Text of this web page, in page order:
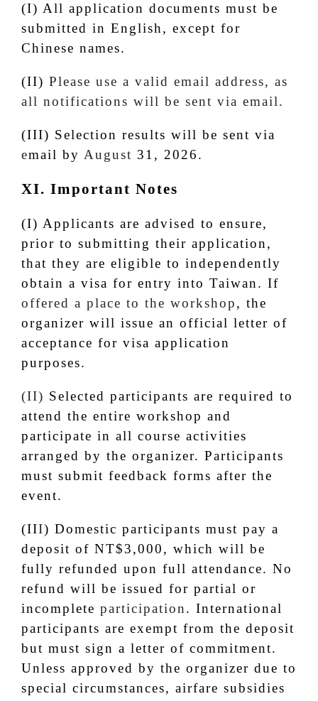
(I) All application documents must be
submitted in English, except for
Chinese names.
(II) Please use a valid email address, as
all notifications will be sent via email.
(III) Selection results will be sent via
email by August 31, 2026.
XI. Important Notes
(I) Applicants are advised to ensure,
prior to submitting their application,
that they are eligible to independently
obtain a visa for entry into Taiwan. If
offered a place to the workshop, the
organizer will issue an official letter of
acceptance for visa application
purposes.
(II) Selected participants are required to
attend the entire workshop and
participate in all course activities
arranged by the organizer. Participants
must submit feedback forms after the
event.
(III) Domestic participants must pay a
deposit of NT$3,000, which will be
fully refunded upon full attendance. No
refund will be issued for partial or
incomplete participation. International
participants are exempt from the deposit
but must sign a letter of commitment.
Unless approved by the organizer due to
special circumstances, airfare subsidies